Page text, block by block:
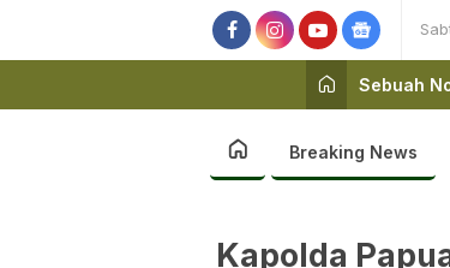
Sebuah
Breaking News
Kapolda